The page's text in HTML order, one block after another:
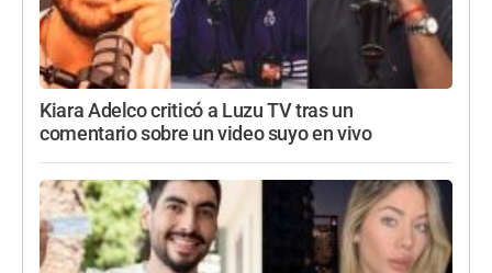
Kiara Adelco criticó a Luzu TV tras un
comentario sobre un video suyo en vivo